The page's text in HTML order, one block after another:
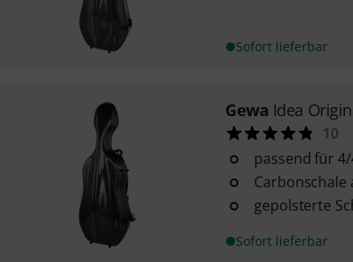
Sofort lieferbar
Gewa Idea
10
passend für 4/
Carbonschale
gepolsterte
Sofort lieferbar